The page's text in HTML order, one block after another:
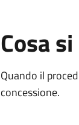
Cosa
Quando il
concessione.